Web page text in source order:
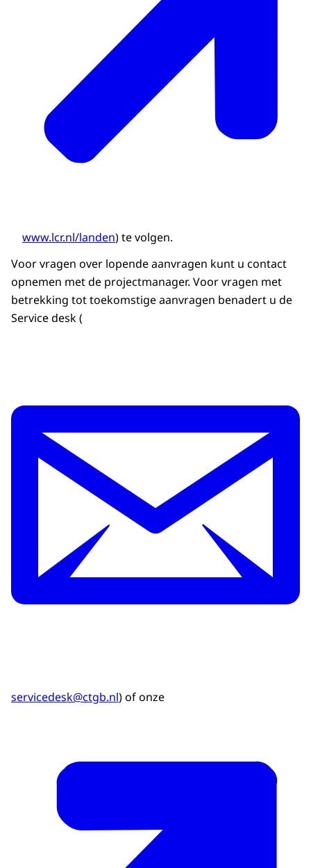
www.lcr.nl/landen)te volgen.
Voor vragen over lopende aanvragen kunt u contact
opnemen met de projectmanager. Voor vragen met
betrekking tot toekomstige aanvragen benadert u de
Service desk (
servicedesk@ctgb.nl) of onze